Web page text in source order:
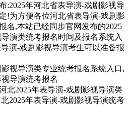
:2025年河北省表导演-戏剧影视导
!为方便各位河北省表导演-戏剧影
名,本站已经同步官网发布的2025
演类统考报名时间及报名系统入
演-戏剧影视导演考生可以准备报
北2025年表导演-戏剧影视导演类
2025年表导演-戏剧影视导演统考